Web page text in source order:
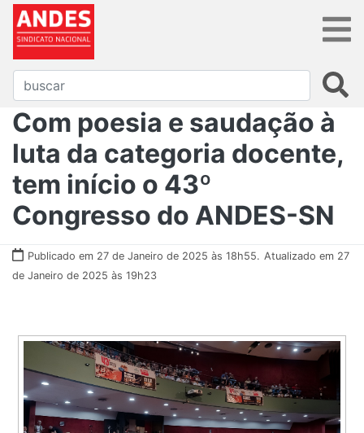
Com poesia e saudação à
luta da categoria docente,
tem início o 43º
Congresso do ANDES-SN
Publicado em 27 de Janeiro de 2025 às 18h55. Atualizado em 27
de Janeiro de 2025 às 19h23